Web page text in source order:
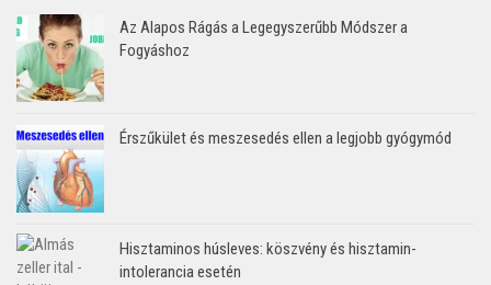
Az Alapos Rágás a Legegyszerűbb Módszer a
Fogyáshoz
Érszűkület és meszesedés ellen a legjobb gyógymód
Hisztaminos húsleves: köszvény és hisztamin-
intolerancia esetén